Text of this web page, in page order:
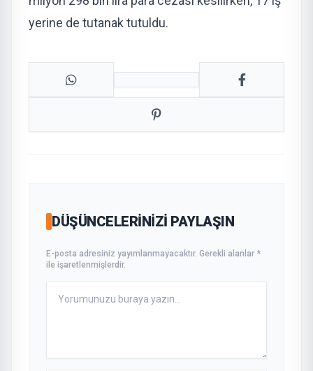
yerine de tutanak tutuldu.
DÜŞÜNCELERINIZI PAYLAŞIN
E-posta adresiniz yayımlanmayacaktır. Gerekli alanlar *
ile işaretlenmişlerdir.